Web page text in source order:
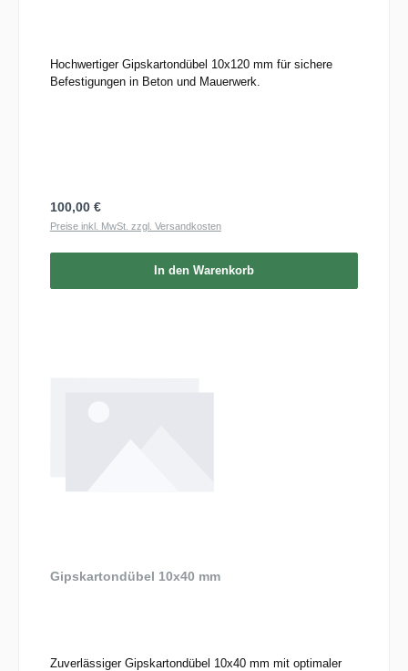
Hochwertiger Gipskartondübel 10x120 mm für sichere
Befestigungen in Beton und Mauerwerk.
Regulärer Preis:
100,00 €
Preise inkl. MwSt. zzgl. Versandkosten
In den Warenkorb
Gipskartondübel 10x40 mm
Zuverlässiger Gipskartondübel 10x40 mm mit optimaler